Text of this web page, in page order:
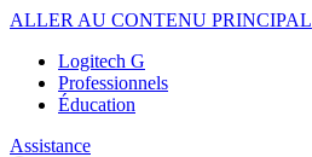
ALLER AU CONTENU PRINCIPAL
Logitech G
Professionnels
Éducation
Assistance